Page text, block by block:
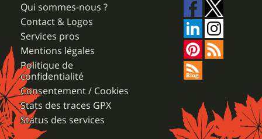
Qui sommes-nous ?
Contact & Logos
Services pros
Mentions légales
Politique de
confidentialité
Consentement / Cookies
Stats des traces GPX
Status des services